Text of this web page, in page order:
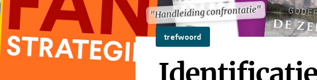
"Handleiding confrontatie"
"Handleiding confrontatie"
trefwoord